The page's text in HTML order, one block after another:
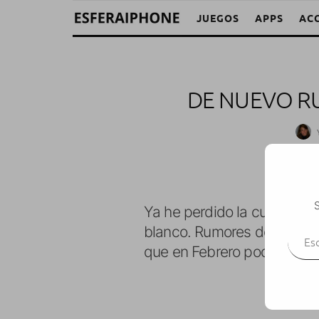
JUEGOS APPS
DE NUEVO
Ya he perdido la cuenta
blanco. Rumores de que
que en Febrero podría